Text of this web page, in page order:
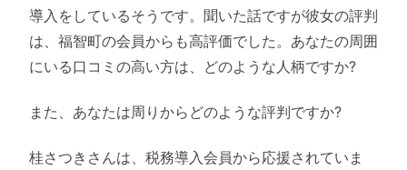
導入をしているそうです。聞いた話ですが彼女の評判
は、福智町の会員からも高評価でした。あなたの周囲
にいる口コミの高い方は、どのような人柄ですか?
また、あなたは周りからどのような評判ですか?
桂さつきさんは、税務導入会員から応援されていま